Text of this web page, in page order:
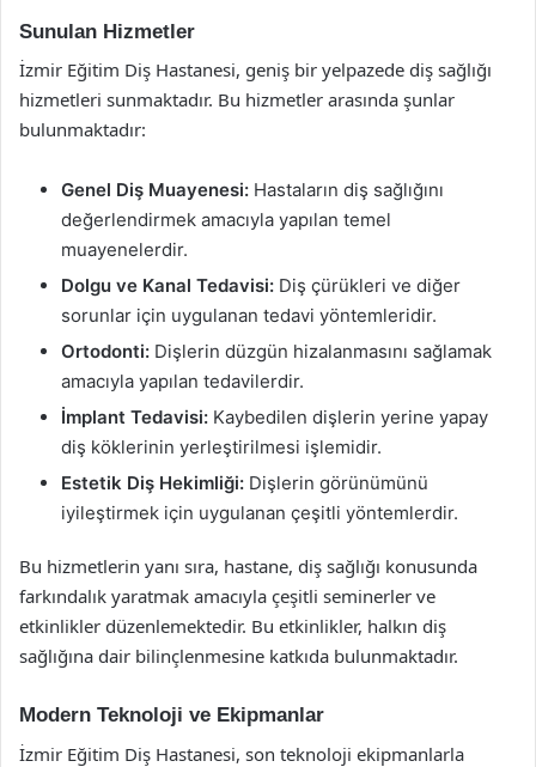
Sunulan Hizmetler
İzmir Eğitim Diş Hastanesi, geniş bir yelpazede diş sağlığı
hizmetleri sunmaktadır. Bu hizmetler arasında şunlar
bulunmaktadır:
Genel Diş Muayenesi: Hastaların diş sağlığını
değerlendirmek amacıyla yapılan temel
muayenelerdir.
Dolgu ve Kanal Tedavisi: Diş çürükleri ve diğer
sorunlar için uygulanan tedavi yöntemleridir.
Ortodonti: Dişlerin düzgün hizalanmasını sağlamak
amacıyla yapılan tedavilerdir.
İmplant Tedavisi: Kaybedilen dişlerin yerine yapay
diş köklerinin yerleştirilmesi işlemidir.
Estetik Diş Hekimliği: Dişlerin görünümünü
iyileştirmek için uygulanan çeşitli yöntemlerdir.
Bu hizmetlerin yanı sıra, hastane, diş sağlığı konusunda
farkındalık yaratmak amacıyla çeşitli seminerler ve
etkinlikler düzenlemektedir. Bu etkinlikler, halkın diş
sağlığına dair bilinçlenmesine katkıda bulunmaktadır.
Modern Teknoloji ve Ekipmanlar
İzmir Eğitim Diş Hastanesi, son teknoloji ekipmanlarla